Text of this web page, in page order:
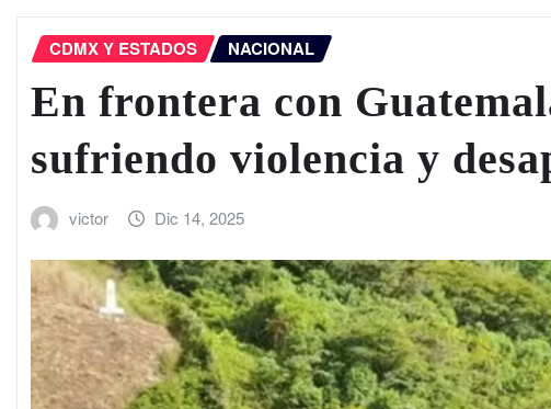
CDMX Y ESTADOS NACIONAL
En frontera con
sufriendo violencia y
victor Dic 14, 2025